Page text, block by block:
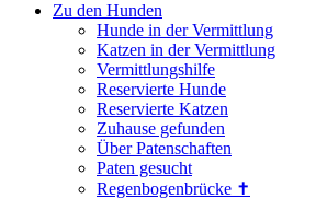
Zu den Hunden
Hunde in der Vermittlung
Katzen in der Vermittlung
Vermittlungshilfe
Reservierte Hunde
Reservierte Katzen
Zuhause gefunden
Über Patenschaften
Paten gesucht
Regenbogenbrücke ✝